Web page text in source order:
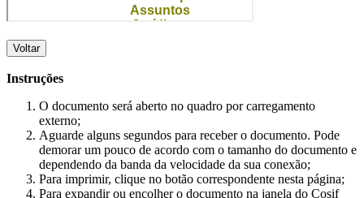
Voltar
Instruções
O documento será aberto no quadro por carregamento
externo;
Aguarde alguns segundos para receber o documento. Pode
demorar um pouco de acordo com o tamanho do documento e
dependendo da banda da velocidade da sua conexão;
Para imprimir, clique no botão correspondente nesta página;
Para expandir ou encolher o documento na janela do Cosif